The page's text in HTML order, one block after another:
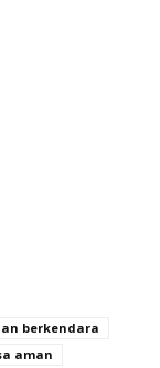
berkendara
aman